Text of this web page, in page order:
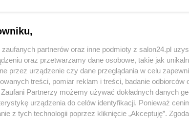
partnerów oraz inne podmioty z salon24.pl
oraz przetwarzamy dane osobowe, takie jak
przez urządzenie czy dane przeglądania w celu
treści, pomiar reklam i treści, badanie odbiorców
Partnerzy możemy używać dokładnych danych
urządzenia do celów identyfikacji. Ponieważ
z tych technologii poprzez kliknięcie „Akceptuję”.